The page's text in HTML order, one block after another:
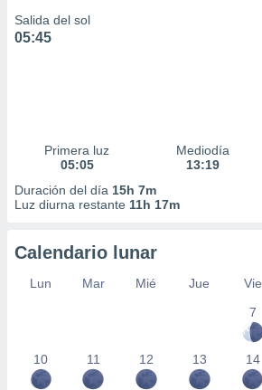
Salida del sol
05:45
Primera luz
05:05
Mediodía
13:19
Duración del día 15h 7m
Luz diurna restante 11h 17m
Calendario lunar
Lun Mar Mié Jue Vie
7
10 11 12 13 14